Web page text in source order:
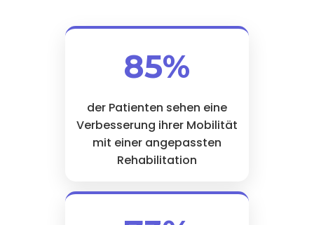
85%
der Patienten sehen eine
Verbesserung ihrer Mobilität
mit einer angepassten
Rehabilitation